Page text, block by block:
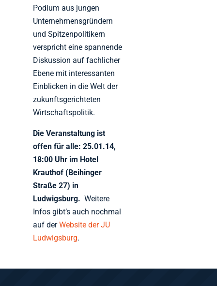
Podium aus jungen
Unternehmensgründern
und Spitzenpolitikern
verspricht eine spannende
Diskussion auf fachlicher
Ebene mit interessanten
Einblicken in die Welt der
zukunftsgerichteten
Wirtschaftspolitik.
Die Veranstaltung ist
offen für alle: 25.01.14,
18:00 Uhr im Hotel
Krauthof (Beihinger
Straße 27) in
Ludwigsburg. Weitere
Infos gibt’s auch nochmal
auf derWebsite der JU
Ludwigsburg.